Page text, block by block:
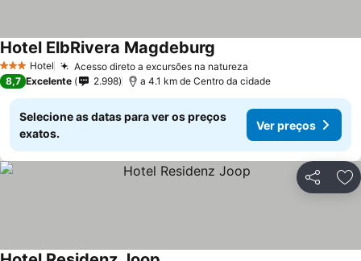
3 EstrelasHotel Acesso direto a excursões na natureza
Hotel ElbRivera Magdeburg
8,7 Excelente 2.998 a 4.1 km de Centro da cidade
Selecione as datas para ver os preços
exatos.
Ver preços
Partilhar